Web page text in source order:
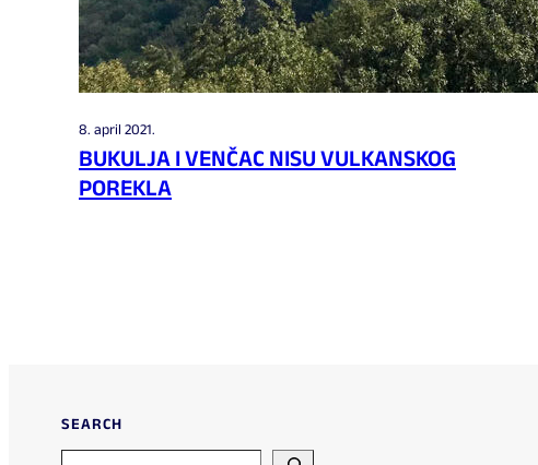
8. april 2021.
BUKULJA I VENČAC NISU VULKANSKOG
POREKLA
SEARCH